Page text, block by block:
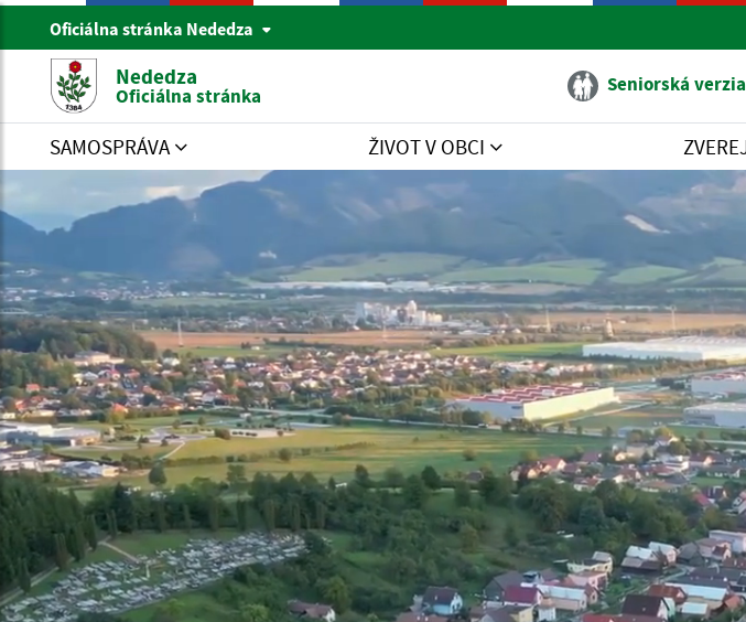
Oficiálna stránka Nededza
Nededza
Oficiálna stránka Seniorská verzia
SAMOSPRÁVA ŽIVOT V OBCI